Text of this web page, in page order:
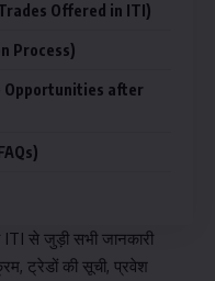
Trades Offered in ITI)
Process)
Opportunities after
से जुड़ी सभी जानकारी
ट्रेडों की सूची, प्रवेश